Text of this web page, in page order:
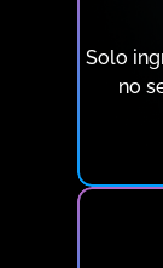
Solo
no